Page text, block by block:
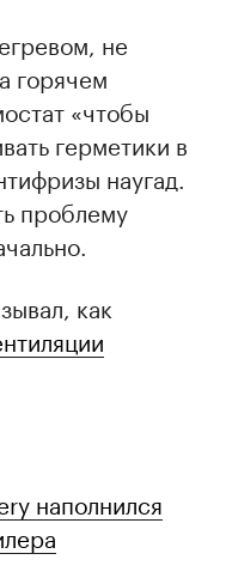
не
горячем
«чтобы
герметики в
наугад.
проблему
как
наполнился